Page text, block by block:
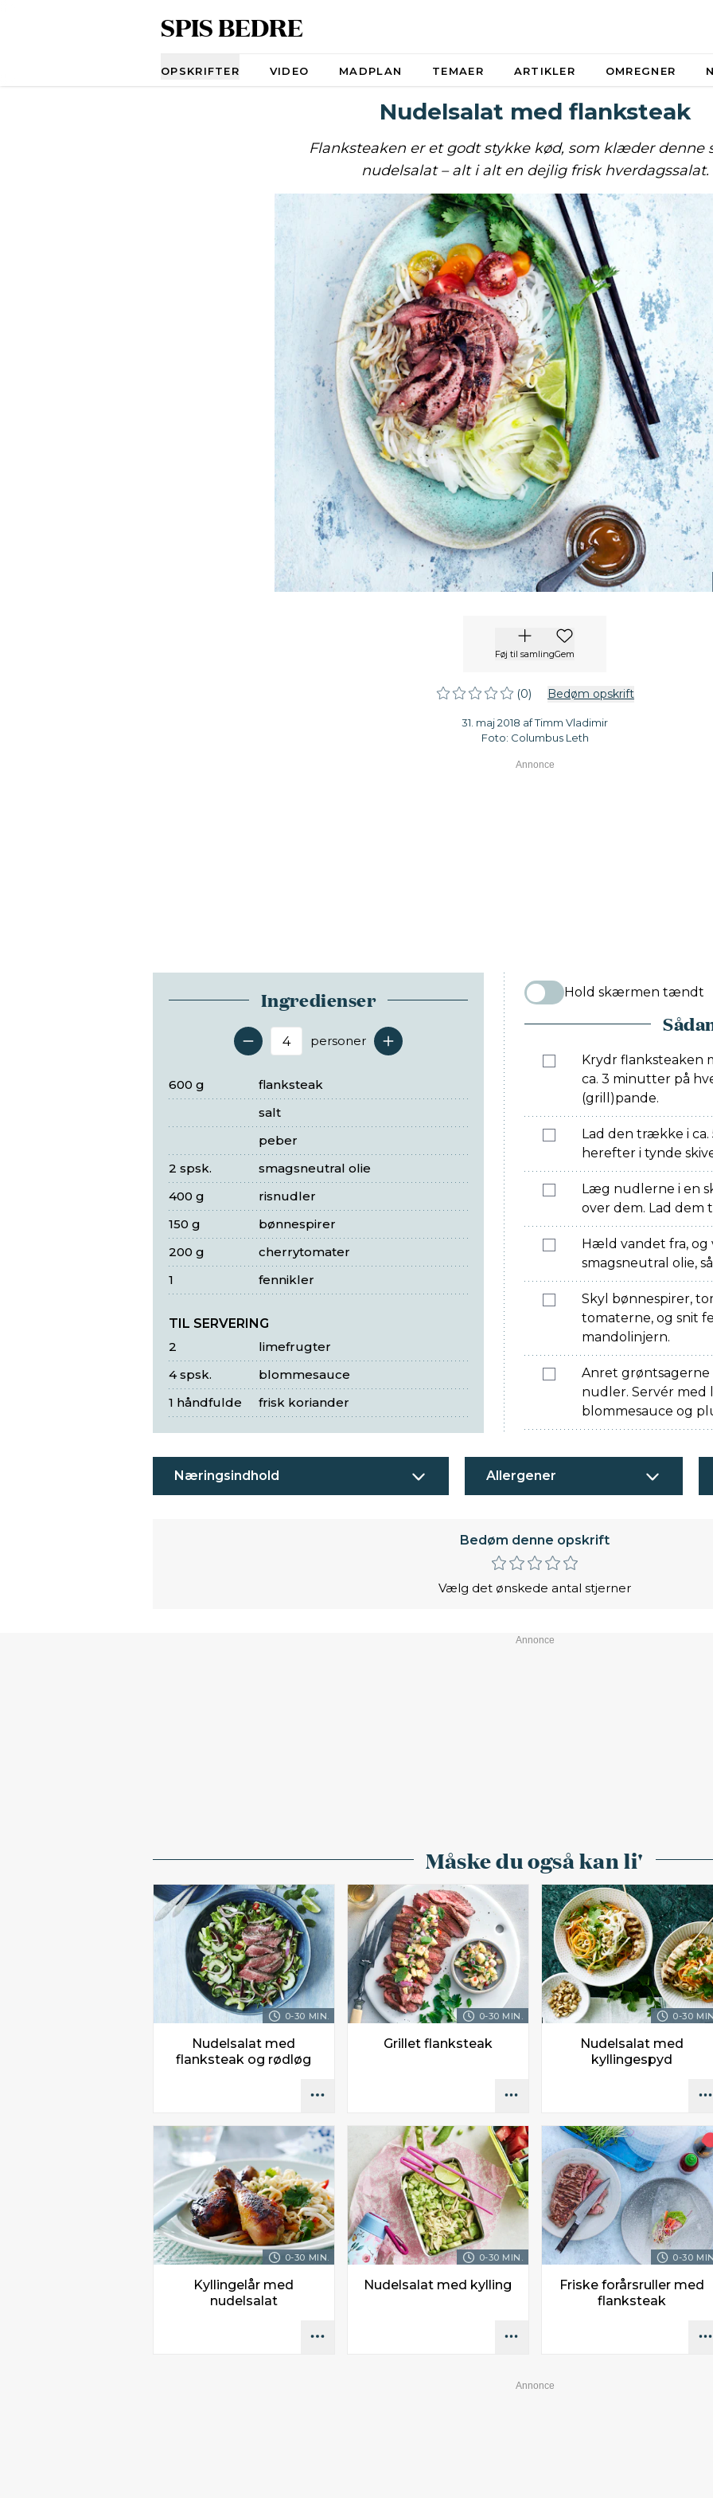
SPIS BEDRE
OPSKRIFTER VIDEO MADPLAN TEMAER ARTIKLER OMREGNER
Nudelsalat med flanksteak
Flanksteaken er et godt stykke kød, som klæder denne
nudelsalat – alt i alt en dejlig frisk hverdagssalat.
Føj til samlingGem
(0) Bedøm opskrift
31. maj 2018 af Timm Vladimir
Foto: Columbus Leth
Ingredienser
Antal serveringer
personer
flanksteak
600 g
salt
peber
smagsneutral olie
2 spsk.
risnudler
400 g
bønnespirer
150 g
cherrytomater
200 g
fennikler
1
TIL SERVERING
limefrugter
2
blommesauce
4 spsk.
frisk koriander
1 håndfulde
Hold skærmen tændt
Krydr flanksteaken
ca. 3 minutter på
(grill)pande.
Lad den trække i
herefter i tynde
Læg nudlerne i en
over dem. Lad
Hæld vandet fra, og
smagsneutral olie,
Skyl bønnespirer,
tomaterne, og snit
mandolinjern.
Anret grøntsagerne
nudler. Servér med
blommesauce og
Næringsindhold Allergener
Bedøm denne opskrift
Vælg det ønskede antal stjerner
Måske du også kan li'
0-30 MIN.
Nudelsalat med
flanksteak og rødløg
0-30 MIN.
Grillet flanksteak
0-30
Nudelsalat med
kyllingespyd
0-30 MIN.
Kyllingelår med
nudelsalat
0-30 MIN.
Nudelsalat med kylling
0-30
Friske forårsruller med
flanksteak